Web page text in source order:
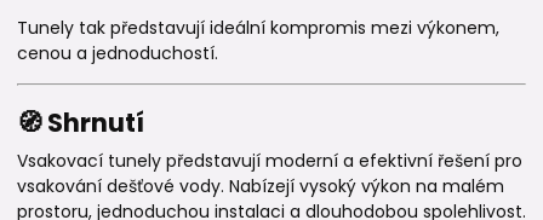
Tunely tak představují ideální kompromis mezi výkonem,
cenou a jednoduchostí.
🧭 Shrnutí
Vsakovací tunely představují moderní a efektivní řešení pro
vsakování dešťové vody. Nabízejí vysoký výkon na malém
prostoru, jednoduchou instalaci a dlouhodobou spolehlivost.